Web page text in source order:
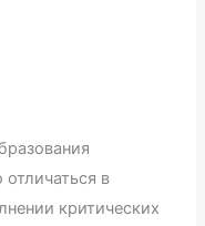
в
критических